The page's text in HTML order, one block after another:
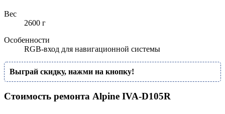
Вес
2600 г
Особенности
RGB-вход для навигационной системы
Выграй скидку, нажми на кнопку!
Стоимость ремонта Alpine IVA-D105R